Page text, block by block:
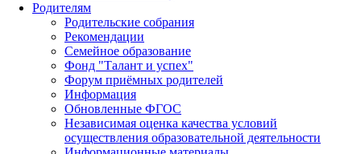
Родителям
Родительские собрания
Рекомендации
Семейное образование
Фонд "Талант и успех"
Форум приёмных родителей
Информация
Обновленные ФГОС
Независимая оценка качества условий
осуществления образовательной деятельности